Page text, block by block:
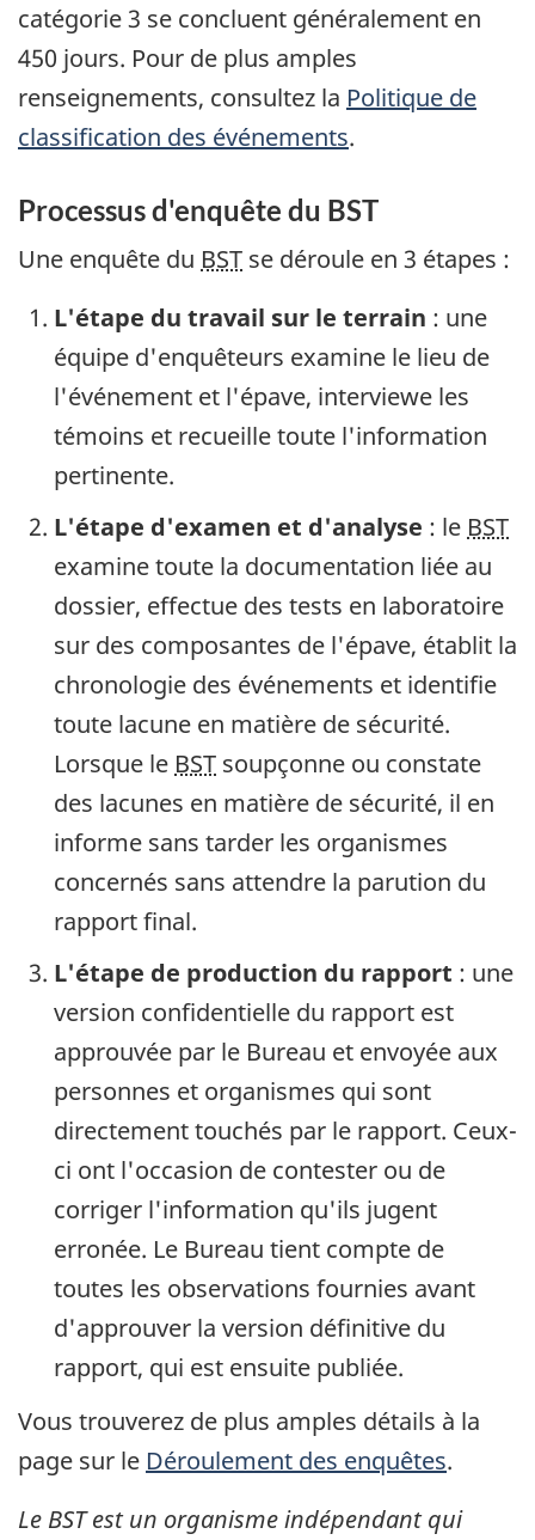
catégorie 3 se concluent généralement en
450 jours. Pour de plus amples
renseignements, consultez la Politique de
classification des événements.
Processus d'enquête du BST
Une enquête du BST se déroule en 3 étapes :
L'étape du travail sur le terrain : une
équipe d'enquêteurs examine le lieu de
l'événement et l'épave, interviewe les
témoins et recueille toute l'information
pertinente.
L'étape d'examen et d'analyse : le BST
examine toute la documentation liée au
dossier, effectue des tests en laboratoire
sur des composantes de l'épave, établit la
chronologie des événements et identifie
toute lacune en matière de sécurité.
Lorsque le BST soupçonne ou constate
des lacunes en matière de sécurité, il en
informe sans tarder les organismes
concernés sans attendre la parution du
rapport final.
L'étape de production du rapport : une
version confidentielle du rapport est
approuvée par le Bureau et envoyée aux
personnes et organismes qui sont
directement touchés par le rapport. Ceux-
ci ont l'occasion de contester ou de
corriger l'information qu'ils jugent
erronée. Le Bureau tient compte de
toutes les observations fournies avant
d'approuver la version définitive du
rapport, qui est ensuite publiée.
Vous trouverez de plus amples détails à la
page sur le Déroulement des enquêtes.
Le BST est un organisme indépendant qui